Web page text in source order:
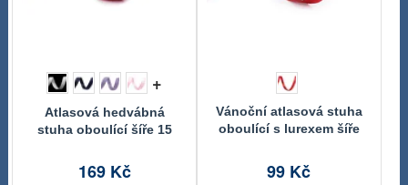
+
Atlasová hedvábná
stuha oboulící šíře 15
169 Kč
Vánoční atlasová stuha
oboulící s lurexem šíře
99 Kč